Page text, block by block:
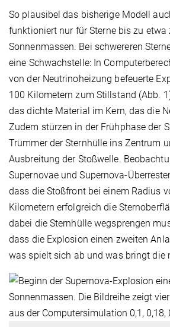
So plausibel das bisherige Modell
funktioniert nur für Sterne bis zu etwa
Sonnenmassen. Bei schwereren
eine Schwachstelle: In
von der Neutrinoheizung befeuerte
100 Kilometern zum Stillstand (Abb.
das dichte Material im Kern, das die
Zudem stürzen in der Frühphase der
Trümmer der Sternhülle ins Zentrum
Ausbreitung der Stoßwelle.
Supernovae und Supernova-
dass die Stoßfront bei einem Radius
Kilometern erfolgreich die
dabei die Sternhülle wegsprengen
dass die Explosion einen zweiten
was spielt sich ab und was bringt die